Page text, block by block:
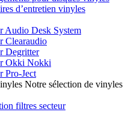
d’entretien vinyles
Audio Desk System
Clearaudio
Degritter
Okki Nokki
Pro-Ject
Notre sélection de vinyles
filtres secteur